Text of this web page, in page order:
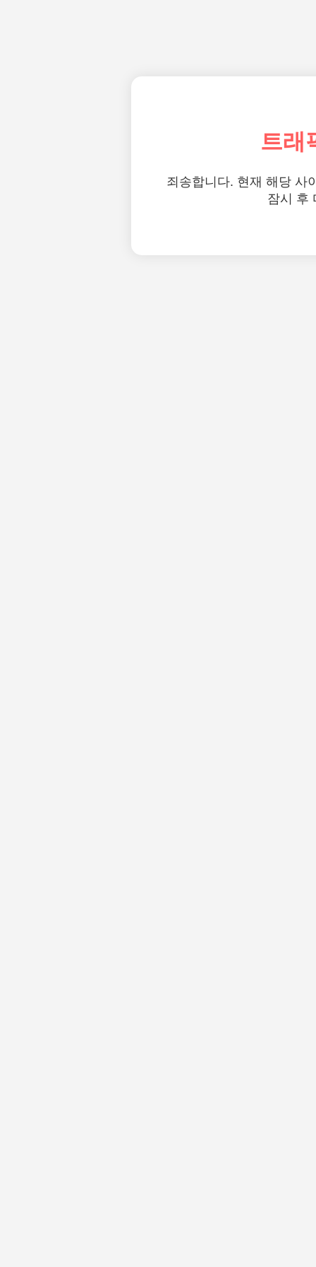
트래
죄송합니다. 현재 해당 사
잠시 후